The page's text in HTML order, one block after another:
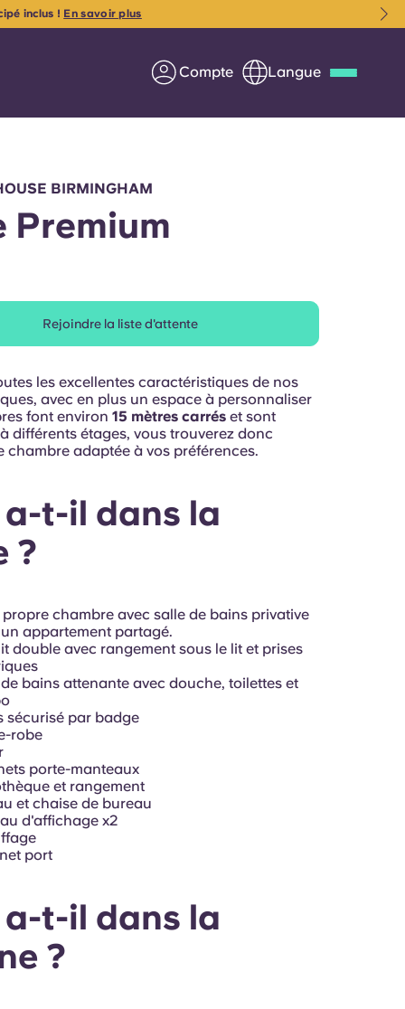
Compte Langue
Informations pour les
Entrer en contact
inclus ! En savoir plus
BIRMINGHAM
Premium
Rejoindre la liste d'attente
les excellentes caractéristiques de nos
avec en plus un espace à personnaliser
font environ 15 mètres carréset sont
différents étages, vous trouverez donc
chambre adaptée à vos préférences.
t-il dans la
?
propre chambre avec salle de bains privative
appartement partagé.
double avec rangement sous le lit et prises
bains attenante avec douche, toilettes et
sécurisé par badge
robe
porte-manteaux
et rangement
et chaise de bureau
d'affichage x2
port
t-il dans la
?